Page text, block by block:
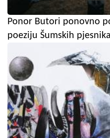
Ponor Butori ponovno
poeziju Šumskih pjesnika